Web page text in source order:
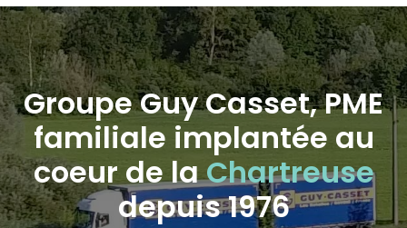
Groupe Guy Casset, PME
familiale implantée au
coeur de laChartreuse
depuis 1976